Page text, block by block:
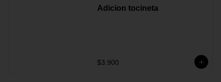
Adicion tocineta
$3.900